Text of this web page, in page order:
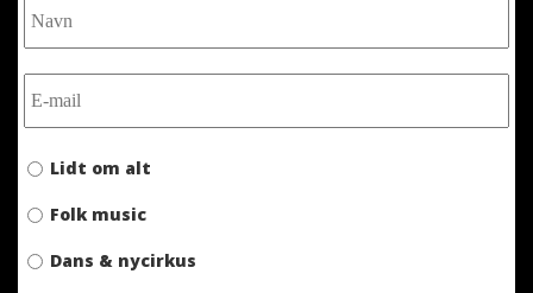
Lidt om alt
Folk music
Dans & nycirkus